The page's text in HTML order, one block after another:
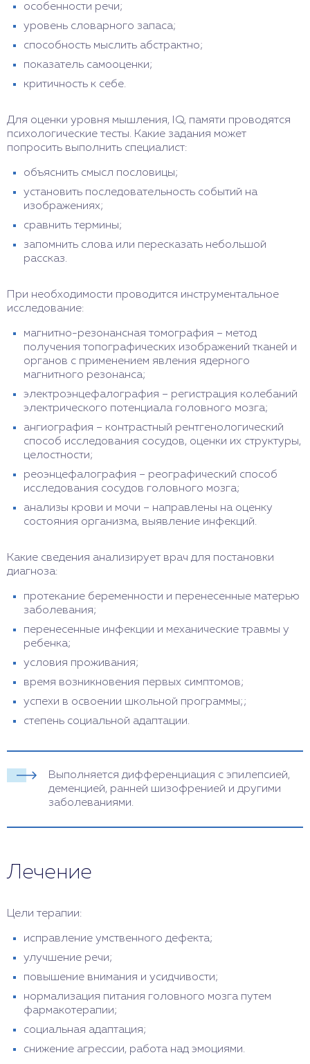
особенности речи;
уровень словарного запаса;
способность мыслить абстрактно;
показатель самооценки;
критичность к себе.
Для оценки уровня мышления, IQ, памяти проводятся
психологические тесты. Какие задания может
попросить выполнить специалист:
объяснить смысл пословицы;
установить последовательность событий на
изображениях;
сравнить термины;
запомнить слова или пересказать небольшой
рассказ.
При необходимости проводится инструментальное
исследование:
магнитно-резонансная томография – метод
получения топографических изображений тканей и
органов с применением явления ядерного
магнитного резонанса;
электроэнцефалография – регистрация колебаний
электрического потенциала головного мозга;
ангиография – контрастный рентгенологический
способ исследования сосудов, оценки их структуры,
целостности;
реоэнцефалография – реографический способ
исследования сосудов головного мозга;
анализы крови и мочи – направлены на оценку
состояния организма, выявление инфекций.
Какие сведения анализирует врач для постановки
диагноза:
протекание беременности и перенесенные матерью
заболевания;
перенесенные инфекции и механические травмы у
ребенка;
условия проживания;
время возникновения первых симптомов;
успехи в освоении школьной программы;;
степень социальной адаптации.
Выполняется дифференциация с эпилепсией,
деменцией, ранней шизофренией и другими
заболеваниями.
Лечение
Цели терапии:
исправление умственного дефекта;
улучшение речи;
повышение внимания и усидчивости;
нормализация питания головного мозга путем
фармакотерапии;
социальная адаптация;
снижение агрессии, работа над эмоциями.